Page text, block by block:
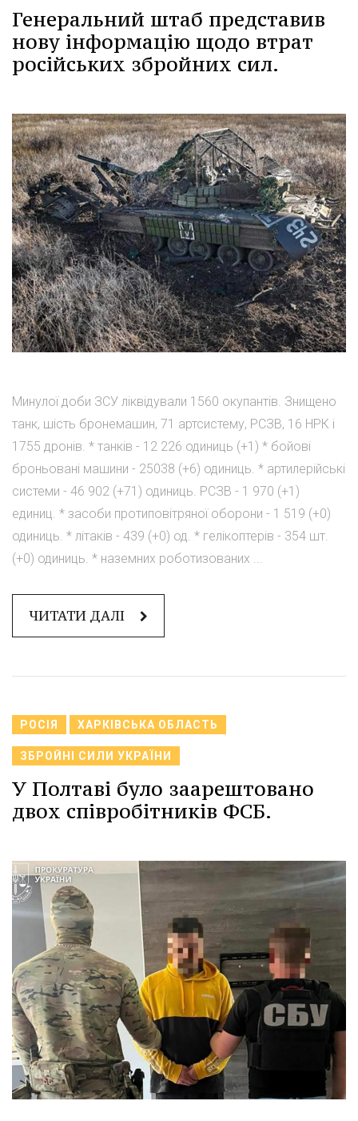
Генеральний штаб представив
нову інформацію щодо втрат
російських збройних сил.
Минулої доби ЗСУ ліквідували 1560 окупантів. Знищено
танк, шість бронемашин, 71 артсистему, РСЗВ, 16 НРК і
1755 дронів. * танків - 12 226 одиниць (+1) * бойові
броньовані машини - 25038 (+6) одиниць. * артилерійські
системи - 46 902 (+71) одиниць. РСЗВ - 1 970 (+1)
единиц. * засоби протиповітряної оборони - 1 519 (+0)
одиниць. * літаків - 439 (+0) од. * гелікоптерів - 354 шт.
(+0) одиниць. * наземних роботизованих ...
ЧИТАТИ ДАЛІ
РОСІЯ ХАРКІВСЬКА ОБЛАСТЬ
ЗБРОЙНІ СИЛИ УКРАЇНИ
У Полтаві було заарештовано
двох співробітників ФСБ.